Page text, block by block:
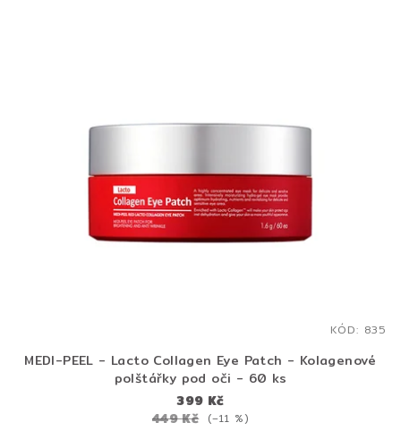
MEDI-PEEL - Lacto Collagen Eye Patch - Kolagenové
polštářky pod oči - 60 ks
399 Kč
449 Kč (–11 %)
KÓD: 835